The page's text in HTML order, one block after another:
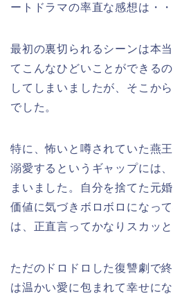
ートドラマの率直な感想は・・
最初の裏切られるシーンは本
てこんなひどいことができる
してしまいましたが、そこか
でした。
特に、怖いと噂されていた燕
溺愛するというギャップには
まいました。自分を捨てた元
価値に気づきボロボロになっ
は、正直言ってかなりスカッ
ただのドロドロした復讐劇で
は温かい愛に包まれて幸せに